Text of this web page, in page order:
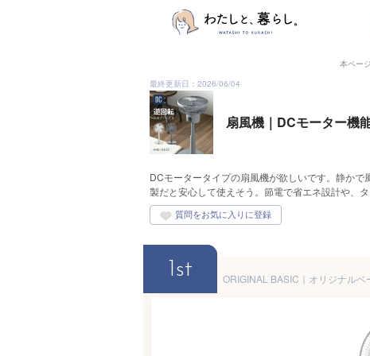
本ペー
最終更新日：2026/06/04
扇風機｜DCモーター機
DCモータータイプの扇風機が欲しいです。静か
製だと安心して使えそう。節電で省エネ設計や、
1st